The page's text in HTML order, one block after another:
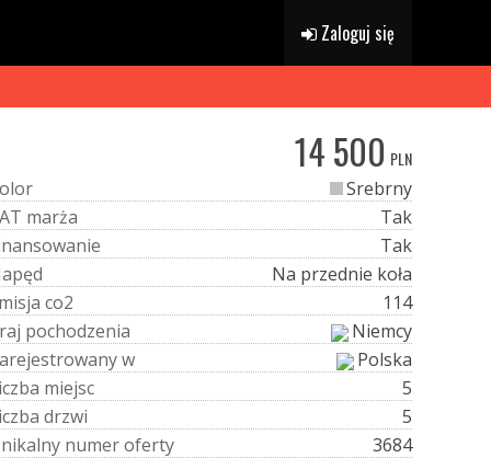
Zaloguj się
14 500 PLN
olor
Srebrny
AT marża
Tak
nansowanie
Tak
apęd
Na przednie koła
isja co2
114
raj pochodzenia
Niemcy
arejestrowanyw
Polska
czba miejsc
5
czba drzwi
5
nikalny numeroferty 3684